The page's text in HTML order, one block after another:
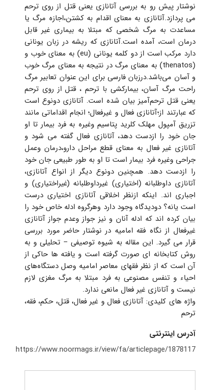
نوشتار پیش رو به بررسی آتانازی یعنی قتل از روی ترحم
می پردازد.آتانازی به معنای اقدام به کشتن،اجازه مرگ یا
مساعدت به مرگ شخصی که مبتلا به بیماری غیر قابل
درمان است، آمده است.آتانازی که ریشه در زبان یونانی
دارد مرکب است از دو کلمه یونانی (eu) به معنای خوب و
(thenatos) به معنای مرگ در نتیجه به معنای مرگ خوب
و آسان می‌باشد.درزبان فارسی برای این عنوان تعابیر مرگ
راحت مرگ آسان، بیمارکشی با ترحم ، قتل از روی ترحم
یعنی قتل ترحم‌آمیز بیان شده است. آتانازی دونوع است
که عبارتند از؛آتانازی فعال و غیرفعال؛ انجام اقداماتی مانند
تزریق آمپول مهلک کلرید پتاسیم وغیره به فرد بیمار تا او
جان خود را ازدست دهد، آتانازی فعال گفته می شود و
آتانازی غیر فعال به معنای قطع مراحل دارو،درمان وعمل
جراحی وغیره فرد بیمار است تا او به طور طبیعی جان خود
را ازدست دهد. همچنین دونوع دیگر از انواع آتانازی،
آتانازی داوطلبانه (اختیاری) غیرداوطلبانه (غیراختیاری) و
اجباری اند. اینکه ازنظر اخلاقی آتانازی اختیاری درست
است یانه؟ دودیدگاه وجود دارد وهرگروه ادله خاص خود را
بیان کرده اند که ادله آنان و نیز جواز وعدم جواز آتانازی
غیرفعال از نگاه فقه امامیه در نوشتار حاضر مورد بررسی
قرار می گیرد. این مقاله به شیوه توصیفی – تحلیلی و به
روش کتابخانه ای صورت گرفته است و یافته ها حاکی از
آن است که از نظر فقهای معاصر امامیه وصل دستگاه‌های
احیاء و تنفس مصنوعی به فرد مبتلا به مرگ مغزی لازم
نیست و آتانازی غیر فعال مانعی ندارد.
واژه های کلیدی: آتانازی فعال و غیر فعال، قتل، حکم، فقه،
ترحم
آدرس اینترنتی
https://www.noormags.ir/view/fa/articlepage/1878117